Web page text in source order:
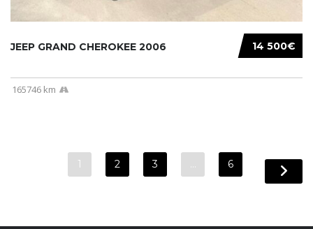
14 500€
JEEP GRAND CHEROKEE 2006
165746 km
1 2 3 … 6